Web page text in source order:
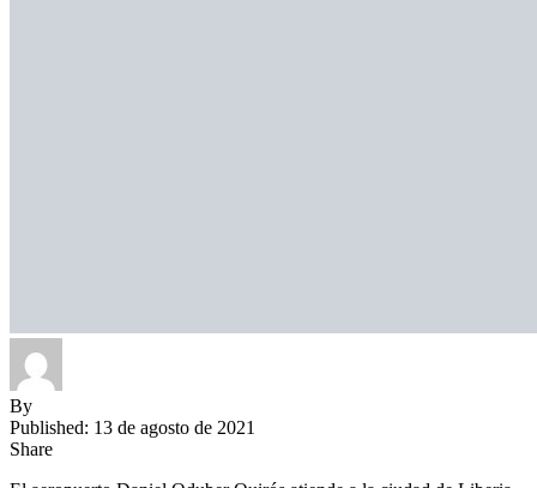
By
Published: 13 de agosto de 2021
Share